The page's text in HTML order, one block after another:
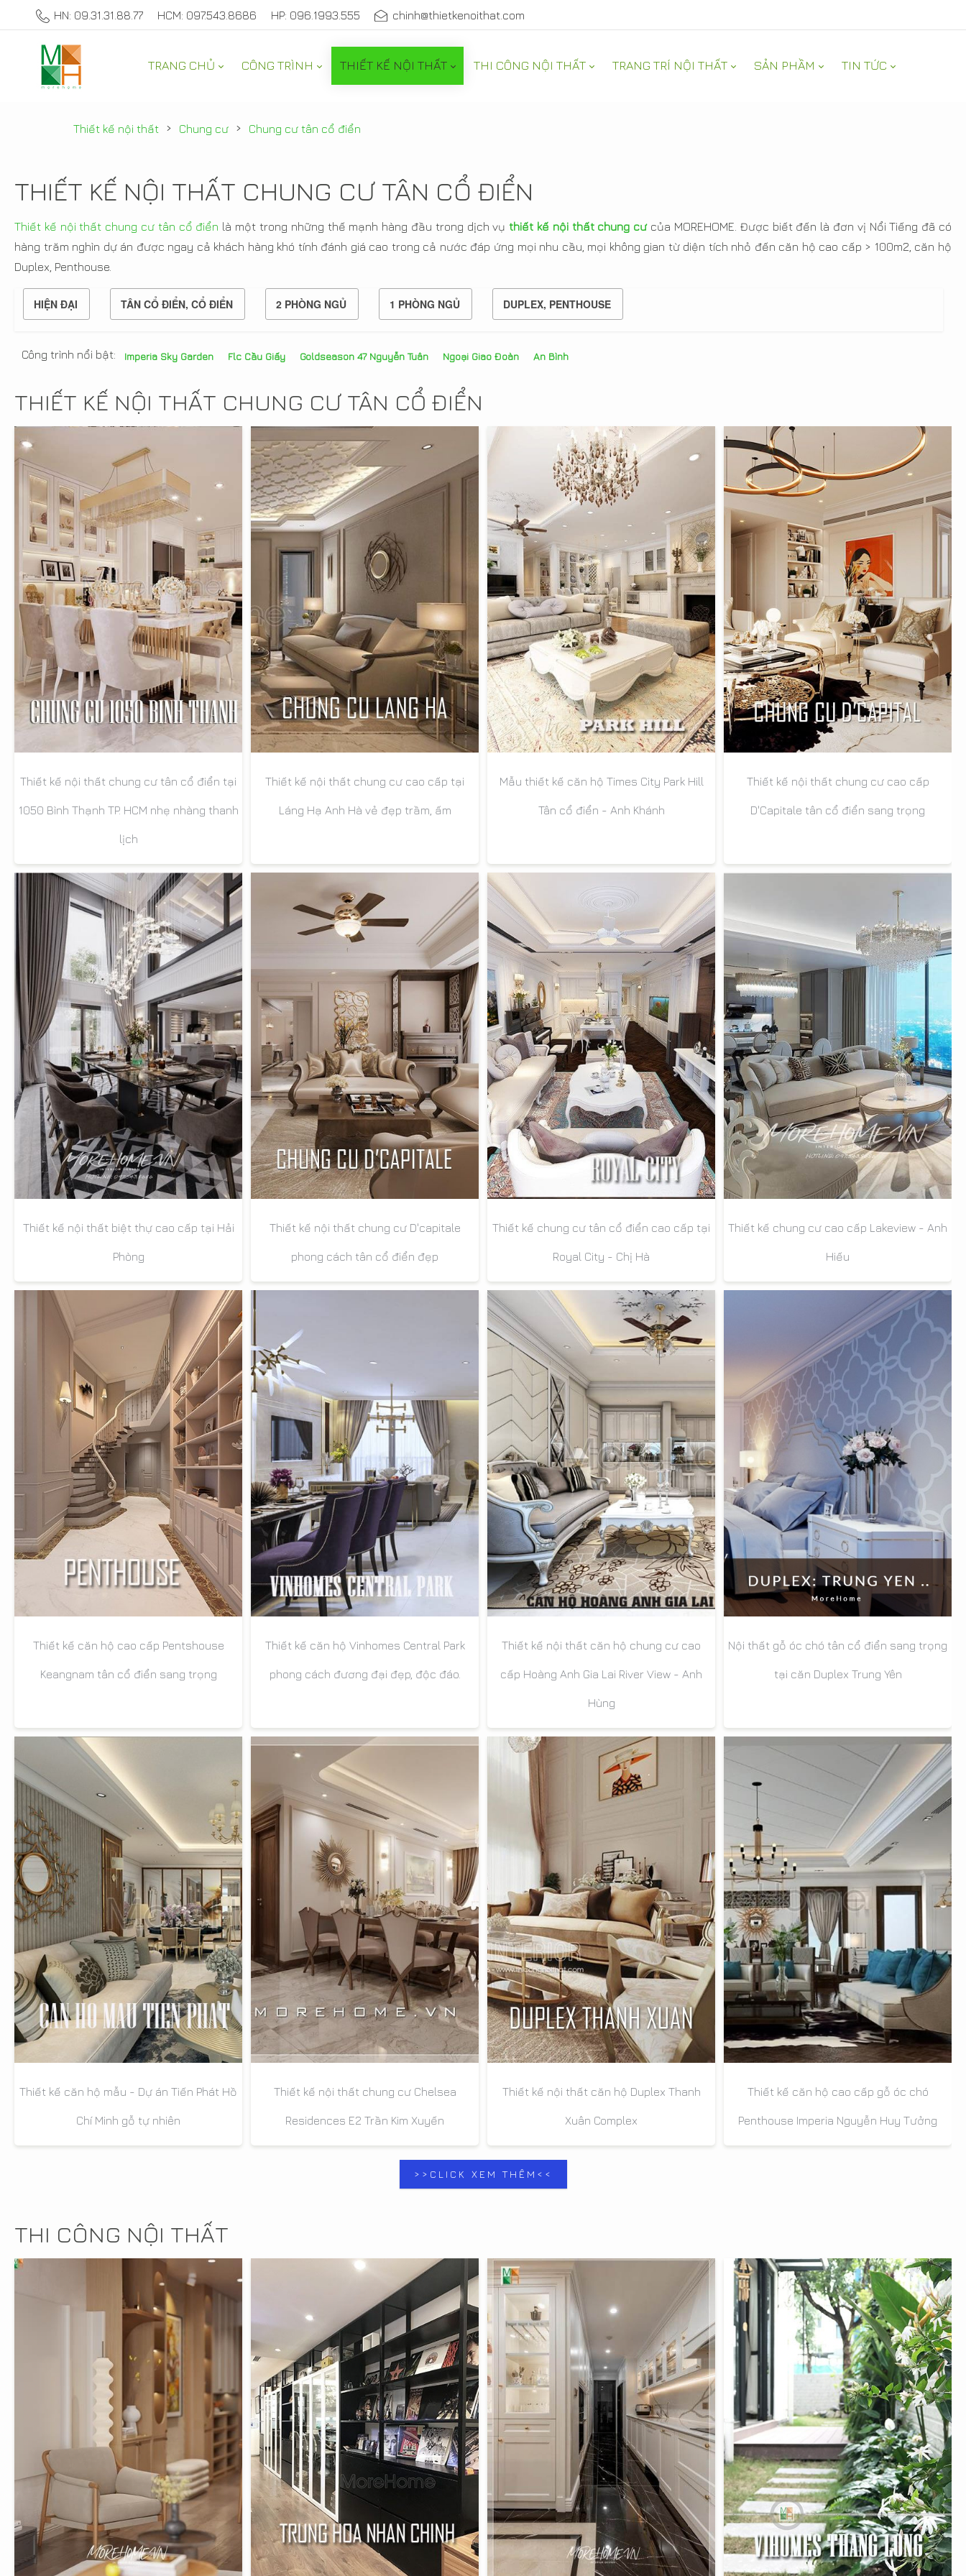
HN: 09.31.31.88.77 HCM: 097.543.8686 HP: 096.1993.555 chinh@thietkenoithat.com
TRANG CHỦ CÔNG TRÌNH THIẾT KẾ NỘI THẤT THI CÔNG NỘI THẤT TRANG TRÍ NỘI THẤT SẢN PHẦM TIN TỨC
Thiết kế nội thất › Chung cư › Chung cư tân cổ điển
THIẾT KẾ NỘI THẤT CHUNG CƯ TÂN CỔ ĐIỂN
Thiết kế nội thất chung cư tân cổ điển là một trong những thế mạnh hàng đầu trong dịch vụthiết kế nội thất chung cưcủa MOREHOME. Được biết đến là đơn vị Nổi Tiếng đã có
hàng trăm nghìn dự án được ngay cả khách hàng khó tính đánh giá cao trong cả nước đáp ứng mọi nhu cầu, mọi không gian từ diện tích nhỏ đến căn hộ cao cấp > 100m2, căn hộ
Duplex, Penthouse.
HIỆN ĐẠI TÂN CỔ ĐIỂN, CỔ ĐIỂN 2 PHÒNG NGỦ 1 PHÒNG NGỦ DUPLEX, PENTHOUSE
Công trình nổi bật: Imperia Sky Garden Flc Cầu Giấy Goldseason 47 Nguyễn Tuân Ngoại Giao Đoàn An Bình
THIẾT KẾ NỘI THẤT CHUNG CƯ TÂN CỔ ĐIỂN
Thiết kế nội thất chung cư tân cổ điển tại
1050 Bình Thạnh TP. HCM nhẹ nhàng thanh
lịch
Thiết kế nội thất chung cư cao cấp tại
Láng Hạ Anh Hà vẻ đẹp trầm, ấm
Mẫu thiết kế căn hộ Times City Park Hill
Tân cổ điển - Anh Khánh
Thiết kế nội thất chung cư cao cấp
D'Capitale tân cổ điển sang trọng
Thiết kế nội thất biệt thự cao cấp tại Hải
Phòng
Thiết kế nội thất chung cư D'capitale
phong cách tân cổ điển đẹp
Thiết kế chung cư tân cổ điển cao cấp tại
Royal City - Chị Hà
Thiết kế chung cư cao cấp Lakeview - Anh
Hiếu
Thiết kế căn hộ cao cấp Pentshouse
Keangnam tân cổ điển sang trọng
Thiết kế căn hộ Vinhomes Central Park
phong cách đương đại đẹp, độc đáo.
Thiết kế nội thất căn hộ chung cư cao
cấp Hoàng Anh Gia Lai River View - Anh
Hùng
Nội thất gỗ óc chó tân cổ điển sang trọng
tại căn Duplex Trung Yên
Thiết kế căn hộ mẫu - Dự án Tiến Phát Hồ
Chí Minh gỗ tự nhiên
Thiết kế nội thất chung cư Chelsea
Residences E2 Trần Kim Xuyến
Thiết kế nội thất căn hộ Duplex Thanh
Xuân Complex
Thiết kế căn hộ cao cấp gỗ óc chó
Penthouse Imperia Nguyễn Huy Tưởng
>>CLICK XEM THÊM<<
THI CÔNG NỘI THẤT